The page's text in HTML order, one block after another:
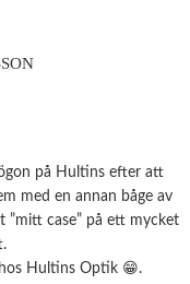
på Hultins efter att
med en annan båge av
case” på ett mycket
Hultins Optik 😁.